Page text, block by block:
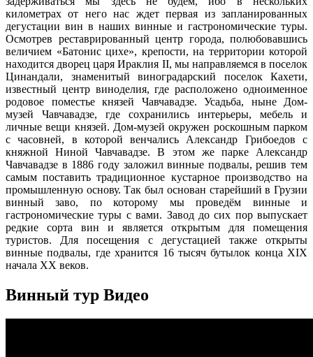
километрах от него нас ждет первая из запланированных
дегустации вин в наших винные и гастрономические туры.
Осмотрев реставрированный центр города, полюбовавшись
величием «Батонис цихе», крепости, на территории которой
находится дворец царя Ираклия II, мы направляемся в поселок
Цинандали, знаменитый виноградарский поселок Кахети,
известный центр виноделия, где расположено одноименное
родовое поместье князей Чавчавадзе. Усадьба, ныне Дом-
музей Чавчавадзе, где сохранились интерьеры, мебель и
личные вещи князей. Дом-музей окружен роскошным парком
с часовней, в которой венчались Александр Грибоедов с
княжной Ниной Чавчавадзе. В этом же парке Александр
Чавчавадзе в 1886 году заложил винные подвалы, решив тем
самым поставить традиционное кустарное производство на
промышленную основу. Так был основан старейший в Грузии
винный заво, по которому мы проведём винные и
гастрономические туры с вами. Завод до сих пор выпускает
редкие сорта вин и является открытым для помещения
туристов. Для посещения с дегустацией также открыты
винные подвалы, где хранится 16 тысяч бутылок конца XIX
начала XX веков.
Винный тур Видео